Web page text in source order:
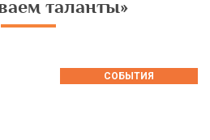
таланты»
СОБЫТИЯ